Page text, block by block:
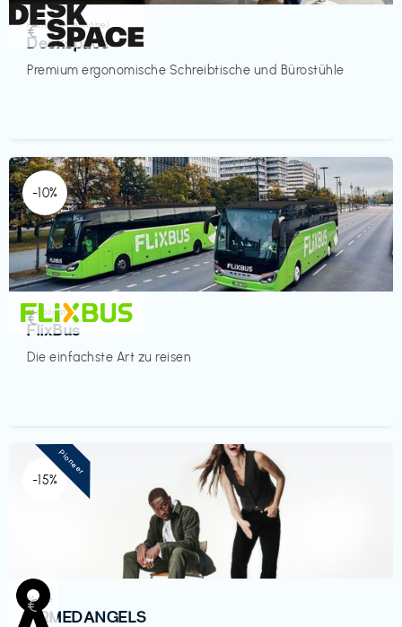
Homeoffice Möbel
Deskspace
Premium ergonomische Schreibtische und Bürostühle
€‎
-10%
Mobilität
FlixBus
Die einfachste Art zu reisen
€‎
-15%
Mode
ARMEDANGELS
€‎
Pioneer